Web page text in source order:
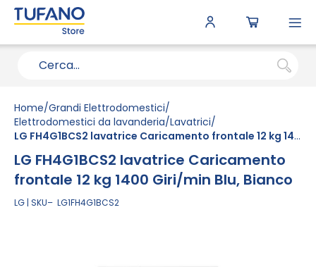
Home Grandi Elettrodomestici
Elettrodomestici da lavanderia Lavatrici
LG FH4G1BCS2 lavatrice Caricamento frontale 12 kg 1400 Giri/min Blu, Bianco
LG FH4G1BCS2 lavatrice Caricamento
frontale 12 kg 1400 Giri/min Blu, Bianco
LG SKU LG1FH4G1BCS2